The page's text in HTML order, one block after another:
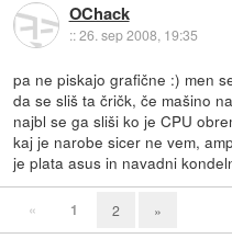
OChack
::26. sep 2008, 19:35
pa ne piskajo grafične :) men
da se sliš ta čričk, če mašino
najbl se ga sliši ko je CPU
kaj je narobe sicer ne vem,
je plata asus in navadni
« 1 2 »